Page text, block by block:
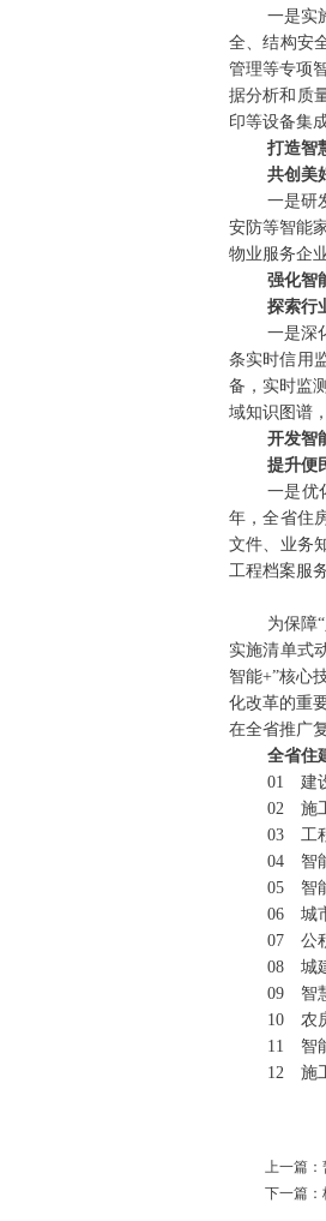
一是实
全、结构安
管理等专项
据分析和质
印等设备集
打造智
共创美
一是研
安防等智能
物业服务企
强化智
探索行
一是深
条实时信用
备，实时监
域知识图谱
开发智
提升便
一是优
年，全省住
文件、业务
工程档案服
为保障
实施清单式
智能+”核心
化改革的重
在全省推广
全省住
01 建
02 施
03 工
04 智
05 智
06 城
07 公
08 城
09 智
10 农
11 智
12 施
上一篇：
下一篇：